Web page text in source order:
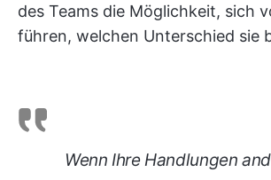
des Teams die Möglichkeit, sich
führen, welchen Unterschied sie
Wenn Ihre Handlungen